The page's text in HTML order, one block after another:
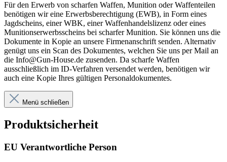
Für den Erwerb von scharfen Waffen, Munition oder Waffenteilen
benötigen wir eine Erwerbsberechtigung (EWB), in Form eines
Jagdscheins, einer WBK, einer Waffenhandelslizenz oder eines
Munitionserwerbsscheins bei scharfer Munition. Sie können uns die
Dokumente in Kopie an unsere Firmenanschrift senden. Alternativ
genügt uns ein Scan des Dokumentes, welchen Sie uns per Mail an
die Info@Gun-House.de zusenden. Da scharfe Waffen
ausschließlich im ID-Verfahren versendet werden, benötigen wir
auch eine Kopie Ihres gültigen Personaldokumentes.
Menü schließen
Produktsicherheit
EU Verantwortliche Person